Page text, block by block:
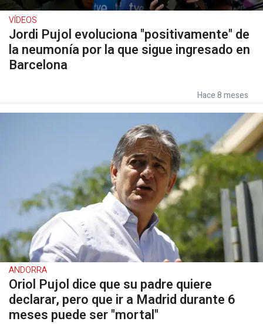
VÍDEOS
Jordi Pujol evoluciona "positivamente" de
la neumonía por la que sigue ingresado en
Barcelona
Hace 8 meses
ANDORRA
Oriol Pujol dice que su padre quiere
declarar, pero que ir a Madrid durante 6
meses puede ser "mortal"